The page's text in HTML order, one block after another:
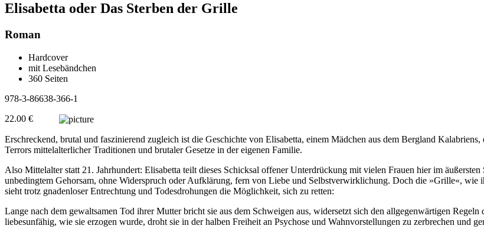
Elisabetta oder Das Sterben der Grille
Roman
Hardcover
mit Lesebändchen
360 Seiten
978-3-86638-366-1
22.00 €
Erschreckend, brutal und faszinierend zugleich ist die Geschichte von Elisabetta, einem Mädchen aus dem Bergland
Terrors mittelalterlicher Traditionen und brutaler Gesetze in der eigenen Familie.
Also Mittelalter statt 21. Jahrhundert: Elisabetta teilt dieses Schicksal offener Unterdrückung mit vielen Frauen hier im
unbedingtem Gehorsam, ohne Widerspruch oder Aufklärung, fern von Liebe und Selbstverwirklichung. Doch die »Grille«, wie
sieht trotz gnadenloser Entrechtung und Todesdrohungen die Möglichkeit, sich zu retten:
Lange nach dem gewaltsamen Tod ihrer Mutter bricht sie aus dem Schweigen aus, widersetzt sich den all­gegenwärtigen
liebesunfähig, wie sie erzogen wurde, droht sie in der halben Freiheit an Psychose und Wahnvorstellungen zu zerbrechen und